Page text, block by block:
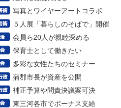
写真とワイヤーアートコラボ
５人展「暮らしのそばで」開催
会員ら20人が親睦深める
保育士として働きたい
多彩な女性たちのセミナー
蒲郡市長が資産を公開
補正予算や問責決議案可決
東三河各市でボーナス支給